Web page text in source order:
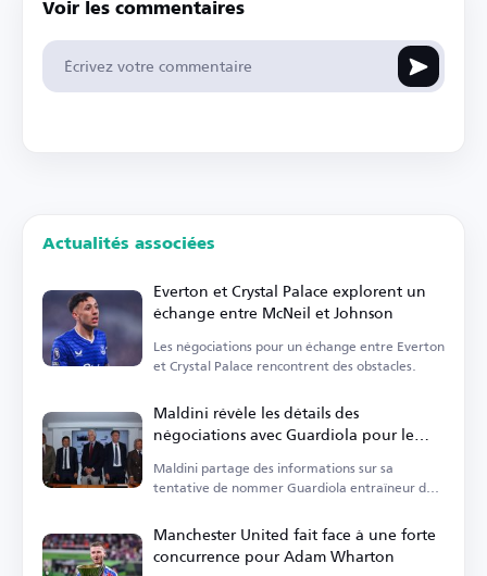
Voir les commentaires
Actualités associées
Everton et Crystal Palace explorent un
échange entre McNeil et Johnson
Les négociations pour un échange entre Everton
et Crystal Palace rencontrent des obstacles.
Maldini révèle les détails des
négociations avec Guardiola pour le
poste de sélectionneur de l'Italie
Maldini partage des informations sur sa
tentative de nommer Guardiola entraîneur de
Manchester United fait face à une forte
concurrence pour Adam Wharton